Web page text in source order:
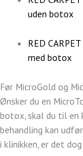
uden botox
RED
med botox
Før MicroGold og
Ønsker du en
botox, skal du til en
behandling kan
i klinikken, er det